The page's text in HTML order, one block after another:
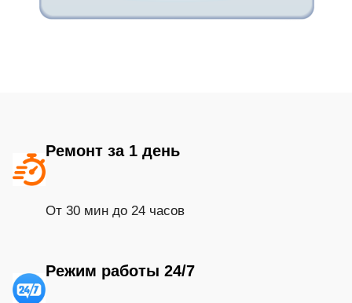
Ремонт за 1 день
От 30 мин до 24 часов
Режим работы 24/7